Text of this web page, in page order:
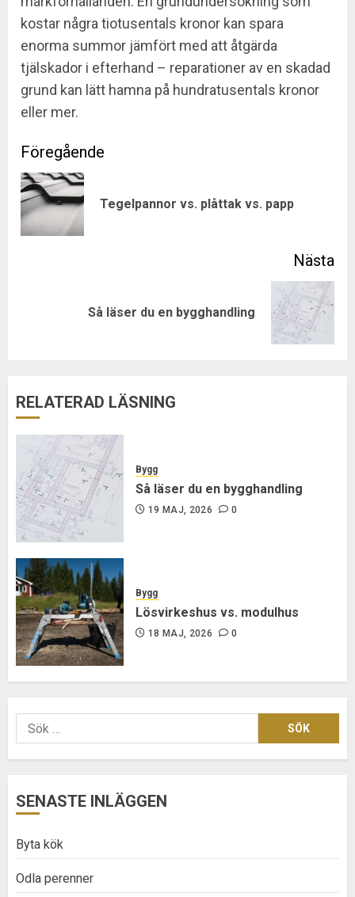
kostar några tiotusentals kronor kan spara
enorma summor jämfört med att åtgärda
tjälskador i efterhand – reparationer av en skadad
grund kan lätt hamna på hundratusentals kronor
eller mer.
Post
navigation
Tegelpannor vs. plåttak vs. papp
Så läser du en bygghandling
RELATERAD LÄSNING
Bygg
Så läser du en bygghandling
19 MAJ, 2026 0
Bygg
Lösvirkeshus vs. modulhus
18 MAJ, 2026 0
Sök
efter:
SENASTE INLÄGGEN
Byta kök
Odla perenner